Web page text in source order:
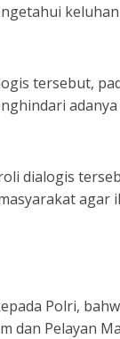
tersebut,
dialogis
Polri,
dan Pelayan